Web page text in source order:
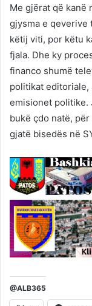
Me gjërat që kanë
gjysma e qeverive
këtij viti, por këtu
fjala. Dhe ky
financo shumë
politikat
emisionet politike.
bukë çdo natë,
gjatë bisedës në
@ALB365